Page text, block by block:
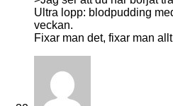
Ultra lopp: blodpudding
veckan.
Fixar man det, fixar man